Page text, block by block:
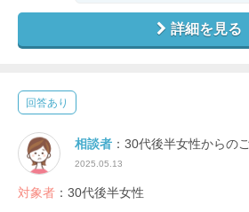
詳細を見る
回答あり
相談者 ：30代後半女性からの
2025.05.13
対象者 ：30代後半女性